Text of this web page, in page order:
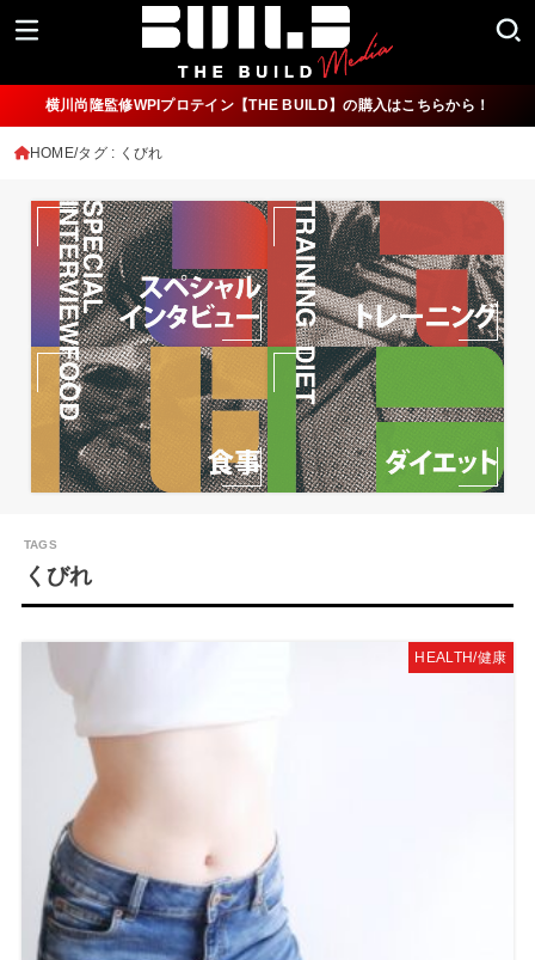
横川尚隆監修WPIプロテイン【THE BUILD】の購入はこちらから！
HOME タグ : くびれ
くびれ
HEALTH/健康